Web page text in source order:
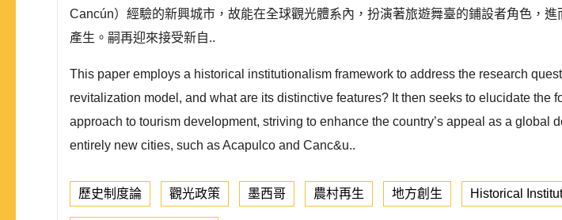
Cancún）經驗的新興城市，故能在全球觀光體系內，扮演著旅遊舞臺的鋪設者角色，
產生。嗣再迎來接受新自..
This paper employs a historical institutionalism framework to address the research
revitalization model, and what are its distinctive features? It then seeks to elucidate
approach to tourism development, striving to enhance the country’s appeal as a
entirely new cities, such as Acapulco and Canc&u..
歷史制度論 觀光政策 墨西哥 農村再生 地方創生 Historical